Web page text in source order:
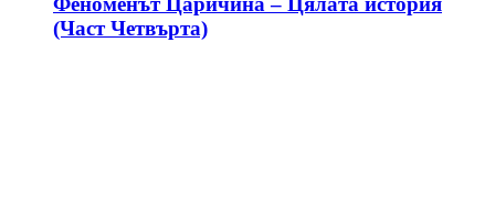
(Част Четвърта)